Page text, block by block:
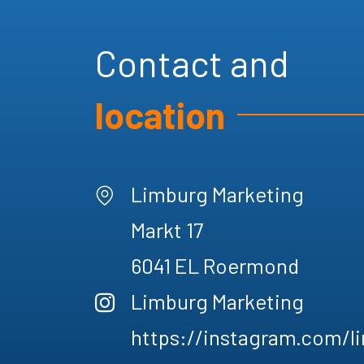
Contact and
location
Limburg Marketing
Markt 17
6041 EL Roermond
Limburg Marketing
https://instagram.com/